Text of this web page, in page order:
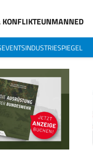
UNMANNED
EVENTSINDUSTRIESPIEGEL